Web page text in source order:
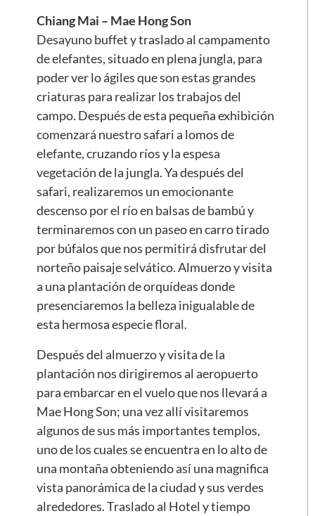
Chiang Mai – Mae Hong Son
Desayuno buffet y traslado al campamento
de elefantes, situado en plena jungla, para
poder ver lo ágiles que son estas grandes
criaturas para realizar los trabajos del
campo. Después de esta pequeña exhibición
comenzará nuestro safari a lomos de
elefante, cruzando ríos y la espesa
vegetación de la jungla. Ya después del
safari, realizaremos un emocionante
descenso por el río en balsas de bambú y
terminaremos con un paseo en carro tirado
por búfalos que nos permitirá disfrutar del
norteño paisaje selvático. Almuerzo y visita
a una plantación de orquídeas donde
presenciaremos la belleza inigualable de
esta hermosa especie floral.
Después del almuerzo y visita de la
plantación nos dirigiremos al aeropuerto
para embarcar en el vuelo que nos llevará a
Mae Hong Son; una vez allí visitaremos
algunos de sus más importantes templos,
uno de los cuales se encuentra en lo alto de
una montaña obteniendo así una magnifica
vista panorámica de la ciudad y sus verdes
alrededores. Traslado al Hotel y tiempo